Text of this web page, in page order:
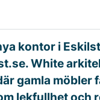
kontor i
White
gamla möbler
lekfullhet och